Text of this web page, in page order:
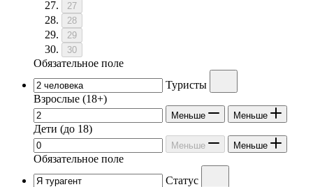
27
28
29
30
Обязательное поле
Туристы
Взрослые (18+)
Меньше Меньше
Дети (до 18)
Меньше Меньше
Обязательное поле
Статус